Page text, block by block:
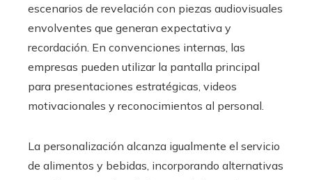
escenarios de revelación con piezas audiovisuales
envolventes que generan expectativa y
recordación. En convenciones internas, las
empresas pueden utilizar la pantalla principal
para presentaciones estratégicas, videos
motivacionales y reconocimientos al personal.
La personalización alcanza igualmente el servicio
de alimentos y bebidas, incorporando alternativas